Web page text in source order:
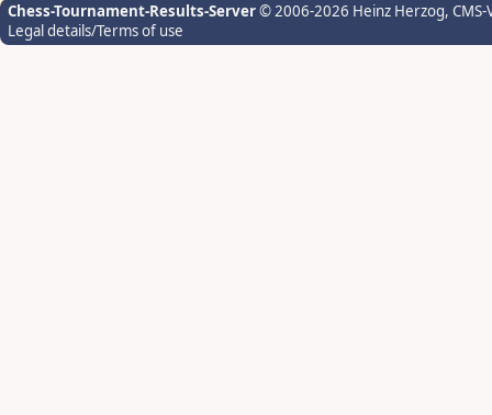
Chess-Tournament-Results-Server© 2006-2026 Heinz Herzog,
Legal details/Terms of use